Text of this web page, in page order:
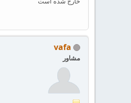
vafa
مشاور